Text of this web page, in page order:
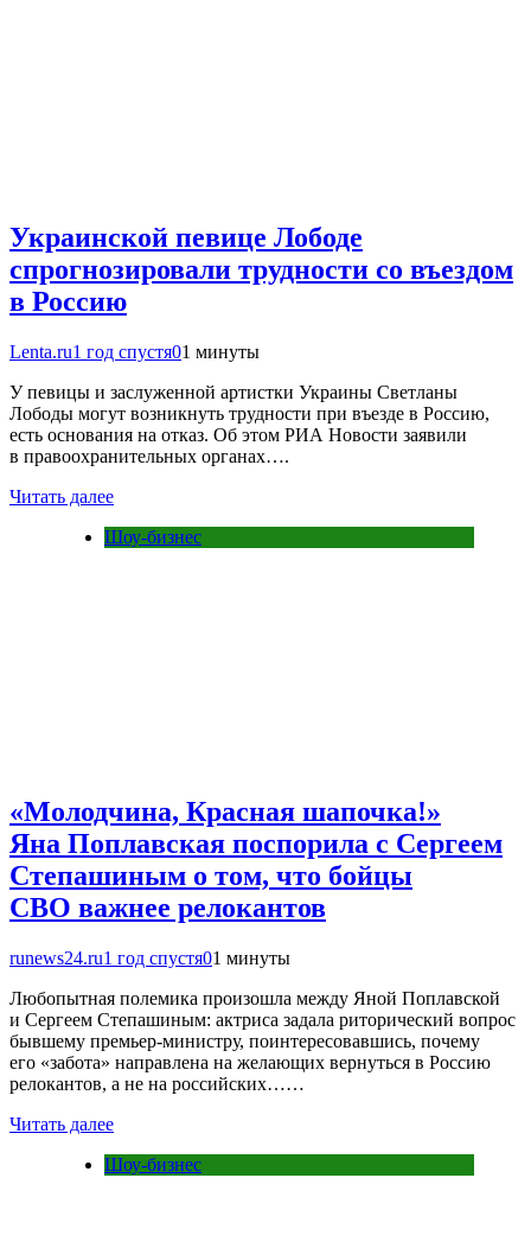
Украинской певице Лободе
спрогнозировали трудности со въездом
в Россию
Lenta.ru1 год спустя01 минуты
У певицы и заслуженной артистки Украины Светланы
Лободы могут возникнуть трудности при въезде в Россию,
есть основания на отказ. Об этом РИА Новости заявили
в правоохранительных органах….
Читать далее
Шоу-бизнес
«Молодчина, Красная шапочка!»
Яна Поплавская поспорила с Сергеем
Степашиным о том, что бойцы
СВО важнее релокантов
runews24.ru1 год спустя01 минуты
Любопытная полемика произошла между Яной Поплавской
и Сергеем Степашиным: актриса задала риторический вопрос
бывшему премьер-министру, поинтересовавшись, почему
его «забота» направлена на желающих вернуться в Россию
релокантов, а не на российских……
Читать далее
Шоу-бизнес